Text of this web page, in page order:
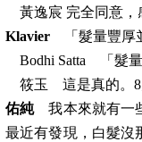
黃逸宸 完全同意，
Klavier 「髮量豐厚
Bodhi Satta 「髮量
筱玉 這是真的。8
佑純我本來就有一
最近有發現，白髮沒